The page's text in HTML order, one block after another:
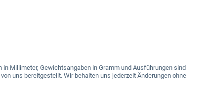
Millimeter, Gewichtsangaben in Gramm und Ausführungen sind
uns bereitgestellt. Wir behalten uns jederzeit Änderungen ohne